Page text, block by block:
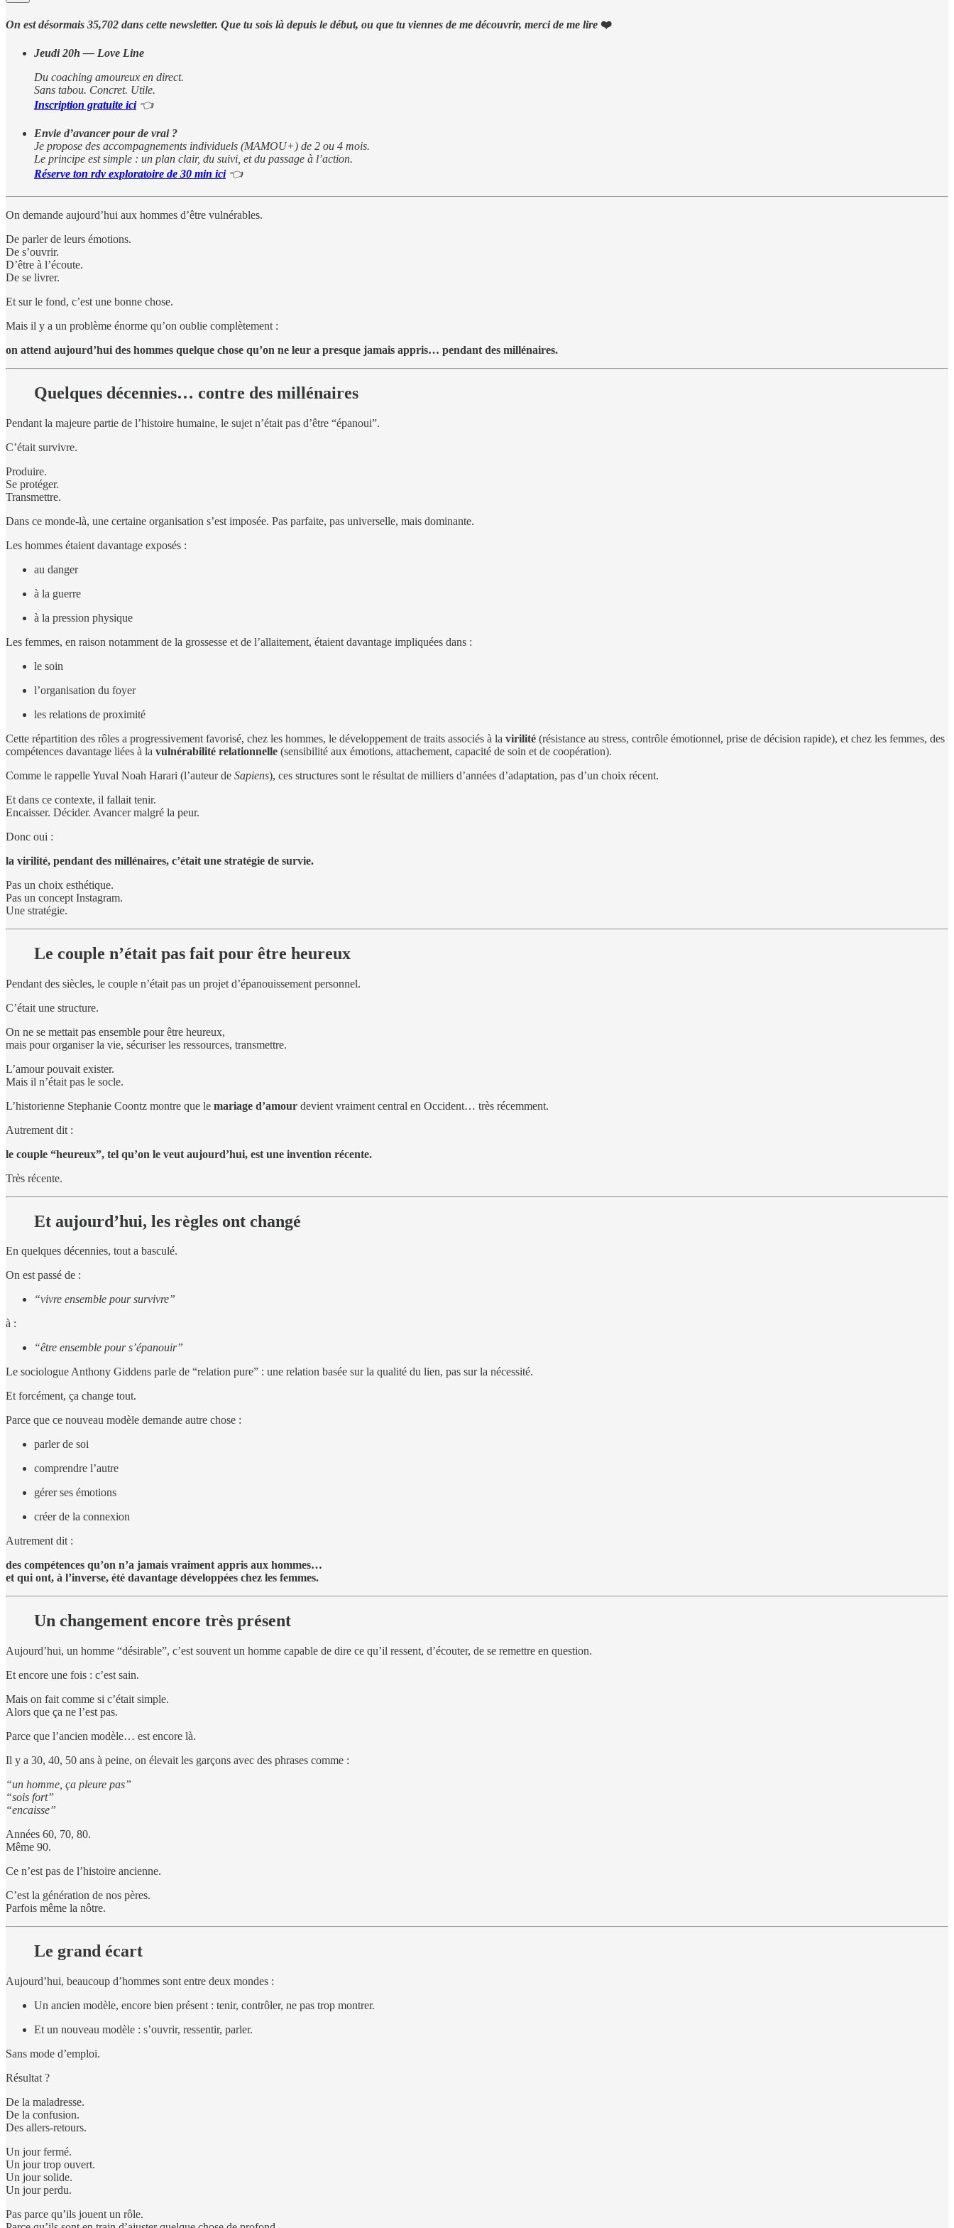
On est désormais 35,702 dans cette newsletter. Que tu sois là depuis le début, ou que tu viennes de me découvrir, merci de me lire ❤️
Jeudi 20h — Love Line
Du coaching amoureux en direct.
Sans tabou. Concret. Utile.
Inscription gratuite ici👈
Envie d’avancer pour de vrai ?
Je propose des accompagnements individuels (MAMOU+) de 2 ou 4 mois.
Le principe est simple : un plan clair, du suivi, et du passage à l’action.
Réserve ton rdv exploratoire de 30 min ici 👈
On demande aujourd’hui aux hommes d’être vulnérables.
De parler de leurs émotions.
De s’ouvrir.
D’être à l’écoute.
De se livrer.
Et sur le fond, c’est une bonne chose.
Mais il y a un problème énorme qu’on oublie complètement :
on attend aujourd’hui des hommes quelque chose qu’on ne leur a presque jamais appris… pendant des millénaires.
Quelques décennies… contre des millénaires
Pendant la majeure partie de l’histoire humaine, le sujet n’était pas d’être “épanoui”.
C’était survivre.
Produire.
Se protéger.
Transmettre.
Dans ce monde-là, une certaine organisation s’est imposée. Pas parfaite, pas universelle, mais dominante.
Les hommes étaient davantage exposés :
au danger
à la guerre
à la pression physique
Les femmes, en raison notamment de la grossesse et de l’allaitement, étaient davantage impliquées dans :
le soin
l’organisation du foyer
les relations de proximité
Cette répartition des rôles a progressivement favorisé, chez les hommes, le développement de traits associés à la virilité (résistance au stress, contrôle émotionnel, prise de décision rapide), et chez les femmes, des
compétences davantage liées à la vulnérabilité relationnelle (sensibilité aux émotions, attachement, capacité de soin et de coopération).
Comme le rappelle Yuval Noah Harari (l’auteur de Sapiens), ces structures sont le résultat de milliers d’années d’adaptation, pas d’un choix récent.
Et dans ce contexte, il fallait tenir.
Encaisser. Décider. Avancer malgré la peur.
Donc oui :
la virilité, pendant des millénaires, c’était une stratégie de survie.
Pas un choix esthétique.
Pas un concept Instagram.
Une stratégie.
Le couple n’était pas fait pour être heureux
Pendant des siècles, le couple n’était pas un projet d’épanouissement personnel.
C’était une structure.
On ne se mettait pas ensemble pour être heureux,
mais pour organiser la vie, sécuriser les ressources, transmettre.
L’amour pouvait exister.
Mais il n’était pas le socle.
L’historienne Stephanie Coontz montre que le mariage d’amour devient vraiment central en Occident… très récemment.
Autrement dit :
le couple “heureux”, tel qu’on le veut aujourd’hui, est une invention récente.
Très récente.
Et aujourd’hui, les règles ont changé
En quelques décennies, tout a basculé.
On est passé de :
“vivre ensemble pour survivre”
à :
“être ensemble pour s’épanouir”
Le sociologue Anthony Giddens parle de “relation pure” : une relation basée sur la qualité du lien, pas sur la nécessité.
Et forcément, ça change tout.
Parce que ce nouveau modèle demande autre chose :
parler de soi
comprendre l’autre
gérer ses émotions
créer de la connexion
Autrement dit :
des compétences qu’on n’a jamais vraiment appris aux hommes…
et qui ont, à l’inverse, été davantage développées chez les femmes.
Un changement encore très présent
Aujourd’hui, un homme “désirable”, c’est souvent un homme capable de dire ce qu’il ressent, d’écouter, de se remettre en question.
Et encore une fois : c’est sain.
Mais on fait comme si c’était simple.
Alors que ça ne l’est pas.
Parce que l’ancien modèle… est encore là.
Il y a 30, 40, 50 ans à peine, on élevait les garçons avec des phrases comme :
“un homme, ça pleure pas”
“sois fort”
“encaisse”
Années 60, 70, 80.
Même 90.
Ce n’est pas de l’histoire ancienne.
C’est la génération de nos pères.
Parfois même la nôtre.
Le grand écart
Aujourd’hui, beaucoup d’hommes sont entre deux mondes :
Un ancien modèle, encore bien présent : tenir, contrôler, ne pas trop montrer.
Et un nouveau modèle : s’ouvrir, ressentir, parler.
Sans mode d’emploi.
Résultat ?
De la maladresse.
De la confusion.
Des allers-retours.
Un jour fermé.
Un jour trop ouvert.
Un jour solide.
Un jour perdu.
Pas parce qu’ils jouent un rôle.